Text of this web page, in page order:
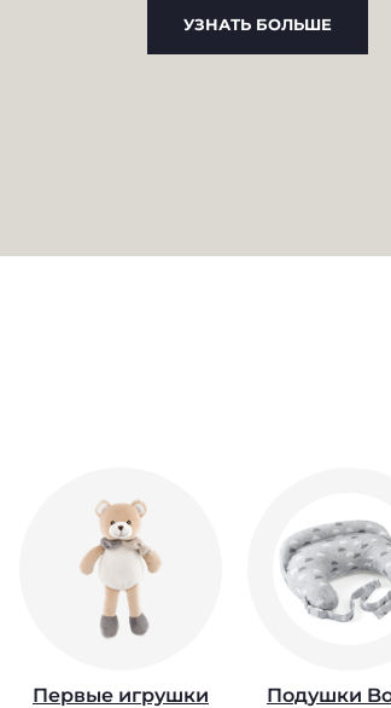
УЗНАТЬ БОЛЬШЕ
Первые игрушки Подушки